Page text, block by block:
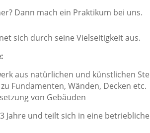
Dann mach ein Praktikum bei uns.
sich durch seine Vielseitigkeit aus.
aus natürlichen und künstlichen
Fundamenten, Wänden, Decken etc.
von Gebäuden
Jahre und teilt sich in eine